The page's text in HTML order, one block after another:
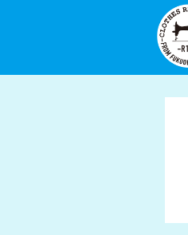
ン